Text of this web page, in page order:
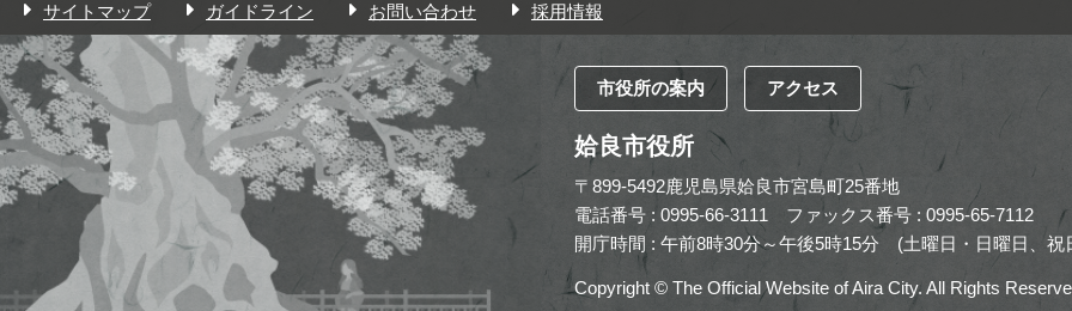
サイトマップ ガイドライン お問い合わせ 採用情報
市役所の案内 アクセス
姶良市役所
〒899-5492鹿児島県姶良市宮島町25番地
電話番号 : 0995-66-3111
ファックス番号 : 0995-65-7112
開庁時間 : 午前8時30分～午後5時15分
(土曜日・日曜日、祝
Copyright © The Official Website of Aira City. All Rights